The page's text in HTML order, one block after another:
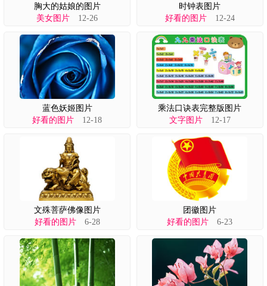
胸大的姑娘的图片
美女图片 12-26
时钟表图片
好看的图片12-24
蓝色妖姬图片
好看的图片 12-18
乘法口诀表完整版图片
文字图片12-17
文殊菩萨佛像图片
好看的图片6-28
团徽图片
好看的图片 6-23